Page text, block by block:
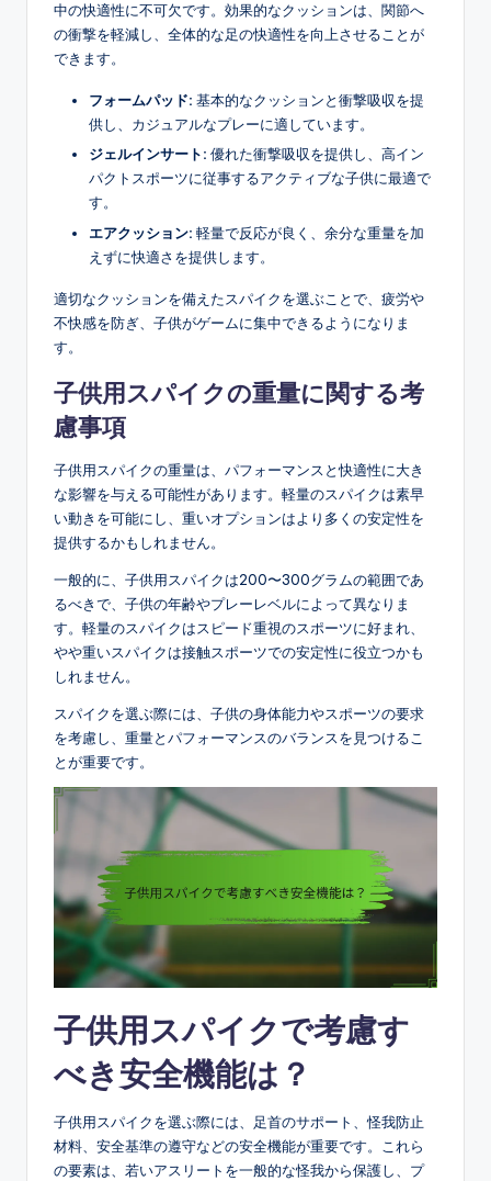
中の快適性に不可欠です。効果的なクッションは、関節へ
の衝撃を軽減し、全体的な足の快適性を向上させることが
できます。
フォームパッド: 基本的なクッションと衝撃吸収を提
供し、カジュアルなプレーに適しています。
ジェルインサート: 優れた衝撃吸収を提供し、高イン
パクトスポーツに従事するアクティブな子供に最適で
す。
エアクッション: 軽量で反応が良く、余分な重量を加
えずに快適さを提供します。
適切なクッションを備えたスパイクを選ぶことで、疲労や
不快感を防ぎ、子供がゲームに集中できるようになりま
す。
子供用スパイクの重量に関する考
慮事項
子供用スパイクの重量は、パフォーマンスと快適性に大き
な影響を与える可能性があります。軽量のスパイクは素早
い動きを可能にし、重いオプションはより多くの安定性を
提供するかもしれません。
一般的に、子供用スパイクは200〜300グラムの範囲であ
るべきで、子供の年齢やプレーレベルによって異なりま
す。軽量のスパイクはスピード重視のスポーツに好まれ、
やや重いスパイクは接触スポーツでの安定性に役立つかも
しれません。
スパイクを選ぶ際には、子供の身体能力やスポーツの要求
を考慮し、重量とパフォーマンスのバランスを見つけるこ
とが重要です。
子供用スパイクで考慮す
べき安全機能は？
子供用スパイクを選ぶ際には、足首のサポート、怪我防止
材料、安全基準の遵守などの安全機能が重要です。これら
の要素は、若いアスリートを一般的な怪我から保護し、プ